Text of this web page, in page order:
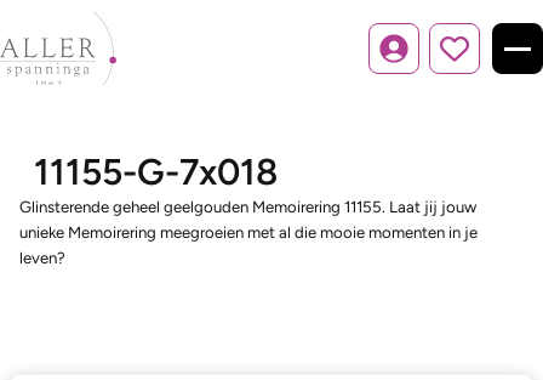
Inloggen
11155-G-7x018
Glinsterende geheel geelgouden Memoirering 11155. Laat jij jouw
unieke Memoirering meegroeien met al die mooie momenten in je
leven?